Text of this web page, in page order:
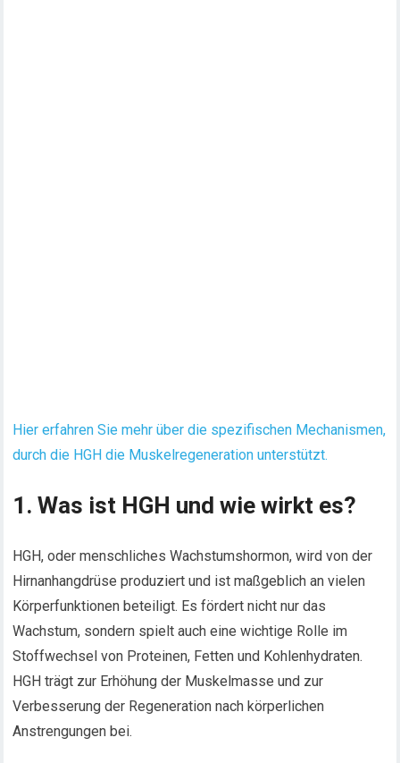
Hier erfahren Sie mehr über die spezifischen Mechanismen,
durch die HGH die Muskelregeneration unterstützt.
1. Was ist HGH und wie wirkt es?
HGH, oder menschliches Wachstumshormon, wird von der
Hirnanhangdrüse produziert und ist maßgeblich an vielen
Körperfunktionen beteiligt. Es fördert nicht nur das
Wachstum, sondern spielt auch eine wichtige Rolle im
Stoffwechsel von Proteinen, Fetten und Kohlenhydraten.
HGH trägt zur Erhöhung der Muskelmasse und zur
Verbesserung der Regeneration nach körperlichen
Anstrengungen bei.